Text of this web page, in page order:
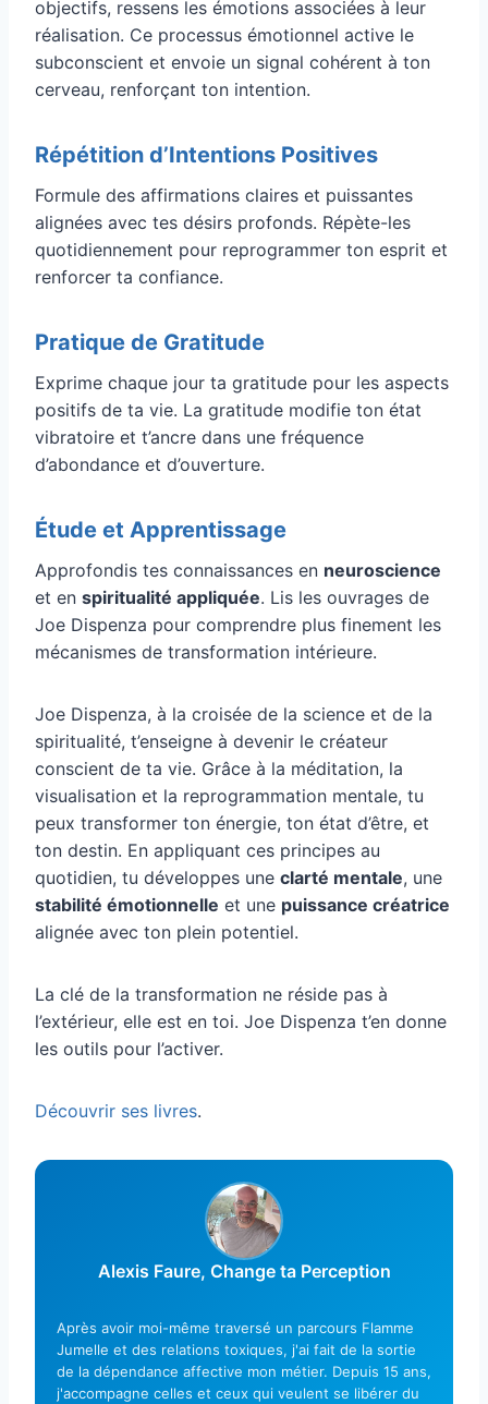
objectifs, ressens les émotions associées à leur
réalisation. Ce processus émotionnel active le
subconscient et envoie un signal cohérent à ton
cerveau, renforçant ton intention.
Répétition d’Intentions Positives
Formule des affirmations claires et puissantes
alignées avec tes désirs profonds. Répète-les
quotidiennement pour reprogrammer ton esprit et
renforcer ta confiance.
Pratique de Gratitude
Exprime chaque jour ta gratitude pour les aspects
positifs de ta vie. La gratitude modifie ton état
vibratoire et t’ancre dans une fréquence
d’abondance et d’ouverture.
Étude et Apprentissage
Approfondis tes connaissances en neuroscience
et en spiritualité appliquée. Lis les ouvrages de
Joe Dispenza pour comprendre plus finement les
mécanismes de transformation intérieure.
Joe Dispenza, à la croisée de la science et de la
spiritualité, t’enseigne à devenir le créateur
conscient de ta vie. Grâce à la méditation, la
visualisation et la reprogrammation mentale, tu
peux transformer ton énergie, ton état d’être, et
ton destin. En appliquant ces principes au
quotidien, tu développes une clarté mentale, une
stabilité émotionnelle et une puissance créatrice
alignée avec ton plein potentiel.
La clé de la transformation ne réside pas à
l’extérieur, elle est en toi. Joe Dispenza t’en donne
les outils pour l’activer.
Découvrir ses livres.
Alexis Faure, Change ta Perception
Après avoir moi-même traversé un parcours Flamme
Jumelle et des relations toxiques, j'ai fait de la sortie
de la dépendance affective mon métier. Depuis 15 ans,
j'accompagne celles et ceux qui veulent se libérer du